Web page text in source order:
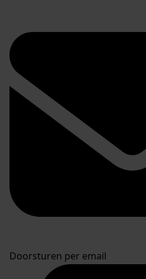
Doorsturen per email